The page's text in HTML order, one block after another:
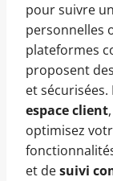
pour suivre
personnelles
plateformes
proposent
et
espace client
optimisez
et desuivi